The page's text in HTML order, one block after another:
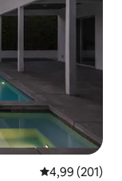
Évaluation
4,99 (201)